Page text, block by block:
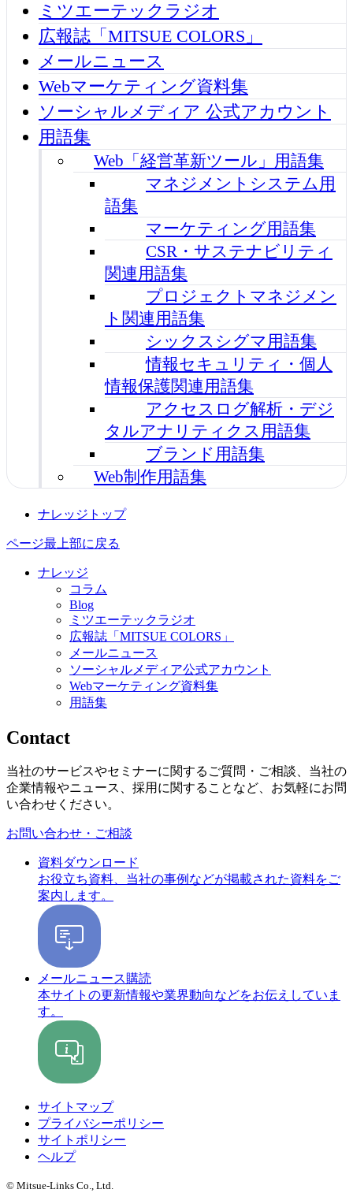
ミツエーテックラジオ
広報誌「MITSUE COLORS」
メールニュース
Webマーケティング資料集
ソーシャルメディア 公式アカウント
用語集
Web「経営革新ツール」用語集
マネジメントシステム用
語集
マーケティング用語集
CSR・サステナビリティ
関連用語集
プロジェクトマネジメン
ト関連用語集
シックスシグマ用語集
情報セキュリティ・個人
情報保護関連用語集
アクセスログ解析・デジ
タルアナリティクス用語集
ブランド用語集
Web制作用語集
ナレッジトップ
ページ最上部に戻る
ナレッジ
コラム
Blog
ミツエーテックラジオ
広報誌「MITSUE COLORS」
メールニュース
ソーシャルメディア公式アカウント
Webマーケティング資料集
用語集
Contact
当社のサービスやセミナーに関するご質問・ご相談、当社の
企業情報やニュース、採用に関することなど、お気軽にお問
い合わせください。
お問い合わせ・ご相談
資料ダウンロード
お役立ち資料、当社の事例などが掲載された資料をご
案内します。
メールニュース購読
本サイトの更新情報や業界動向などをお伝えしていま
す。
サイトマップ
プライバシーポリシー
サイトポリシー
ヘルプ
© Mitsue-Links Co., Ltd.